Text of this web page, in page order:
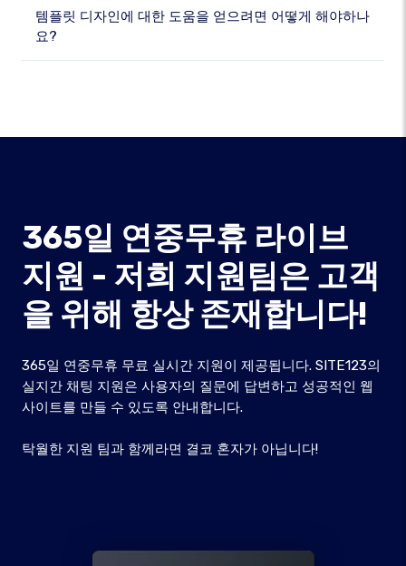
템플릿 디자인에 대한 도움을 얻으려면 어떻게 해야하나
요?
365일 연중무휴 라이브
지원 - 저희 지원팀은 고객
을 위해 항상 존재합니다!
365일 연중무휴 무료 실시간 지원이 제공됩니다. SITE123의
실지간 채팅 지원은 사용자의 질문에 답변하고 성공적인 웹
사이트를 만들 수 있도록 안내합니다.
탁월한 지원 팀과 함께라면 결코 혼자가 아닙니다!